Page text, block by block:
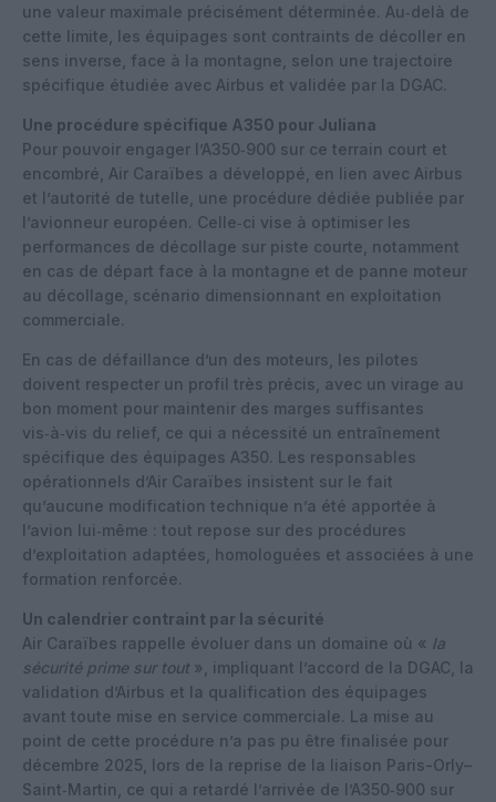
une valeur maximale précisément déterminée. Au‑delà de
cette limite, les équipages sont contraints de décoller en
sens inverse, face à la montagne, selon une trajectoire
spécifique étudiée avec Airbus et validée par la DGAC.
Une procédure spécifique A350 pour Juliana
Pour pouvoir engager l’A350‑900 sur ce terrain court et
encombré, Air Caraïbes a développé, en lien avec Airbus
et l’autorité de tutelle, une procédure dédiée publiée par
l’avionneur européen. Celle‑ci vise à optimiser les
performances de décollage sur piste courte, notamment
en cas de départ face à la montagne et de panne moteur
au décollage, scénario dimensionnant en exploitation
commerciale.
En cas de défaillance d’un des moteurs, les pilotes
doivent respecter un profil très précis, avec un virage au
bon moment pour maintenir des marges suffisantes
vis‑à‑vis du relief, ce qui a nécessité un entraînement
spécifique des équipages A350. Les responsables
opérationnels d’Air Caraïbes insistent sur le fait
qu’aucune modification technique n’a été apportée à
l’avion lui‑même : tout repose sur des procédures
d’exploitation adaptées, homologuées et associées à une
formation renforcée.
Un calendrier contraint par la sécurité
Air Caraïbes rappelle évoluer dans un domaine où « la
sécurité prime sur tout », impliquant l’accord de la DGAC, la
validation d’Airbus et la qualification des équipages
avant toute mise en service commerciale. La mise au
point de cette procédure n’a pas pu être finalisée pour
décembre 2025, lors de la reprise de la liaison Paris-Orly–
Saint‑Martin, ce qui a retardé l’arrivée de l’A350‑900 sur